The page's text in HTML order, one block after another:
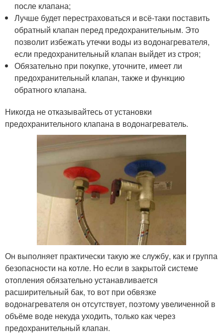
после клапана;
Лучше будет перестраховаться и всё-таки поставить
обратный клапан перед предохранительным. Это
позволит избежать утечки воды из водонагревателя,
если предохранительный клапан выйдет из строя;
Обязательно при покупке, уточните, имеет ли
предохранительный клапан, также и функцию
обратного клапана.
Никогда не отказывайтесь от установки
предохранительного клапана в водонагреватель.
Он выполняет практически такую же службу, как и группа
безопасности на котле. Но если в закрытой системе
отопления обязательно устанавливается
расширительный бак, то вот при обвязке
водонагревателя он отсутствует, поэтому увеличенной в
объёме воде некуда уходить, только как через
предохранительный клапан.